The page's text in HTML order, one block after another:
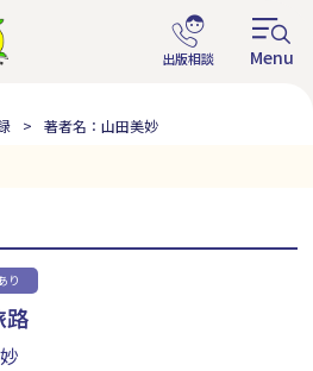
著者名：山田美妙
り
路